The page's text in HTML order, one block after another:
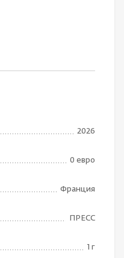
2026
0 евро
Франция
ПРЕСС
1 г